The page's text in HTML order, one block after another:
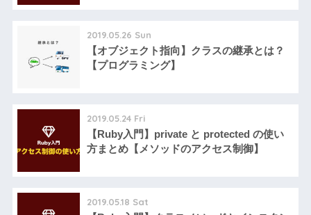
2019.05.26 Sun
【オブジェクト指向】クラスの継承とは？
【プログラミング】
2019.05.24 Fri
【Ruby入門】private と protected の使い
方まとめ【メソッドのアクセス制御】
2019.05.18 Sat